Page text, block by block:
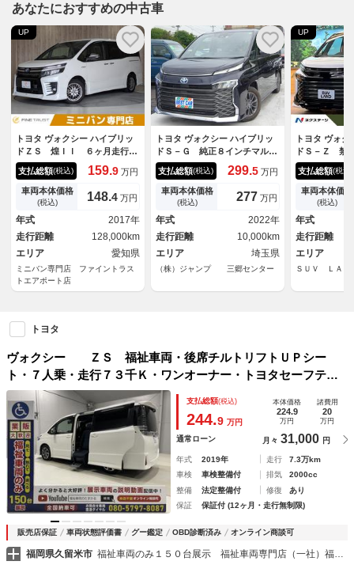
あなたにおすすめの中古車
UP
トヨタ ヴォクシー ハイブリッ
ドＺＳ 煌ＩＩ ６ヶ月走行距
離無制限保証付 フリップダウ
ンモニター １１インチＢＩＧ
Ｘ トヨタセーフティセンス
ＬＥＤヘッドライト バックカ
メラ 禁煙車 両側パワースラ
イドドア フルセグＴＶ Ｂｌ
ｕｅｔｏｏｔｈ
支払総額(税込) 159.9 万円
車両本体価格
(税込) 148.4 万円
年式
2017年
走行距離
128,000km
エリア
愛知県
ミニバン専門店 ファイントラス
トエアポート店
トヨタ ヴォクシー ハイブリッ
ドＳ－Ｇ 純正８インチマルチ
メディア フルセグＴＶ 両側
パワースライドドア アラウン
ドビューモニター ＥＴＣ２．
０ Ｂｌｕｅｔｏｏｔｈ ＤＩ
ＳＣ ＵＳＢ アダプティブク
ルーズコントロール レーンキ
ープアシスト
支払総額(税込) 299.5 万円
車両本体価格
(税込) 277 万円
年式
2022年
走行距離
10,000km
エリア
埼玉県
（株）ジャンプ 三郷センター
UP
トヨタ ヴォ
ドＳ－Ｚ
ＧＲ１８イン
便ＰＫＧ フ
正１０型ナ
レーダーク
スポットモニ
ラー 電動リ
ＥＤヘッド
支払総額(税込)
車両本体価格
(税込)
年式
走行距離
エリア
ＳＵＶ ＬＡ
トヨタ
ヴォクシー ＺＳ 福祉車両・後席チルトリフトＵＰシー
ト・７人乗・走行７３千Ｋ・ワンオーナー・トヨタセーフティ
センス・左右電動スライドドア・純正ナビ・ＴＶ・後席モニタ
ー・Ｂカメラ・クルーズコントロール・スマートキー
支払総額(税込)
244.9 万円
本体価格
224.9
万円
諸費用
20
万円
通常ローン 月々 31,000 円
年式 2019年 走行
7.3万km
車検
車検整備付 排気
2000cc
整備
法定整備付 修復
あり
保証
保証付 (12ヶ月・走行無制限)
販売店保証 車両状態評価書 グー鑑定 OBD診断済み オンライン商談可
福岡県久留米市 福祉車両のみ１５０台展示 福祉車両専門店（一社）福祉車両のたすかる